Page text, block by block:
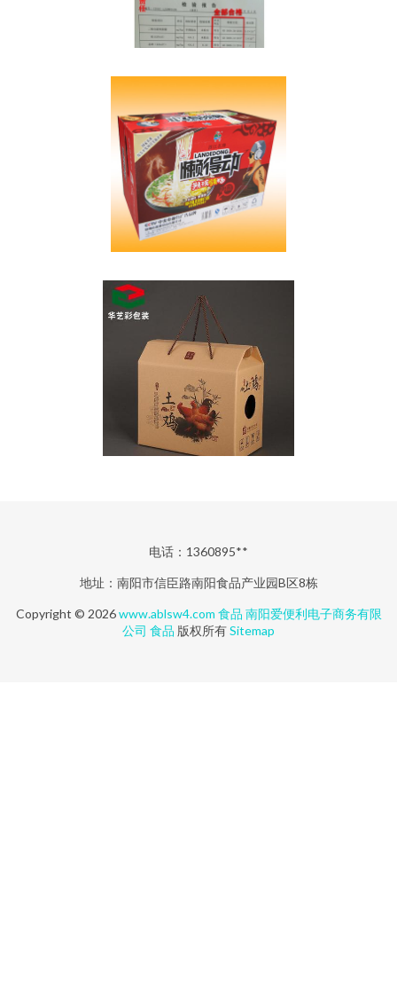
电话：1360895**
地址：南阳市信臣路南阳食品产业园B区8栋
Copyright © 2026www.ablsw4.com 食品 南阳爱便利电子商务有限
公司 食品 版权所有Sitemap